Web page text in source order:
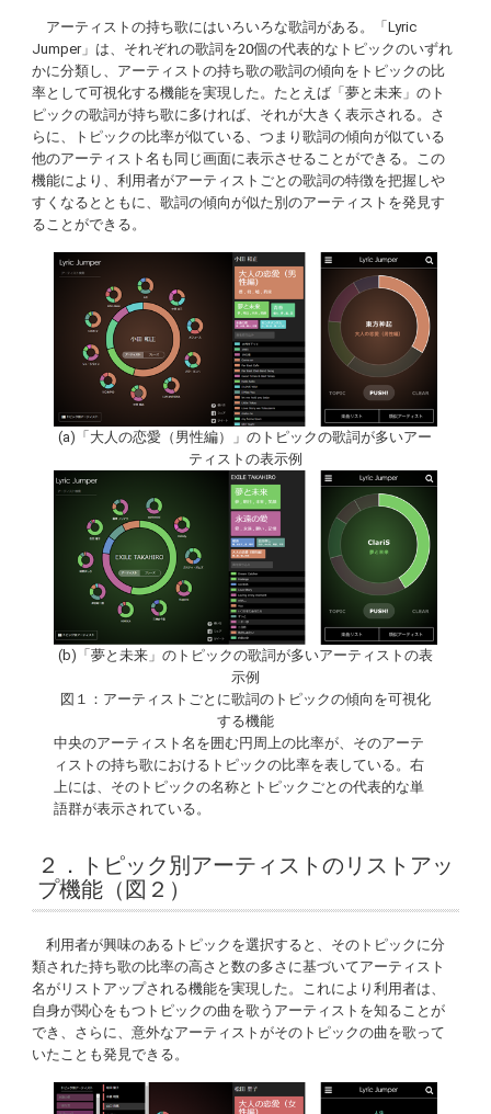
アーティストの持ち歌にはいろいろな歌詞がある。「Lyric
Jumper」は、それぞれの歌詞を20個の代表的なトピックのいずれ
かに分類し、アーティストの持ち歌の歌詞の傾向をトピックの比
率として可視化する機能を実現した。たとえば「夢と未来」のト
ピックの歌詞が持ち歌に多ければ、それが大きく表示される。さ
らに、トピックの比率が似ている、つまり歌詞の傾向が似ている
他のアーティスト名も同じ画面に表示させることができる。この
機能により、利用者がアーティストごとの歌詞の特徴を把握しや
すくなるとともに、歌詞の傾向が似た別のアーティストを発見す
ることができる。
(a)「大人の恋愛（男性編）」のトピックの歌詞が多いアー
ティストの表示例
(b)「夢と未来」のトピックの歌詞が多いアーティストの表
示例
図１：アーティストごとに歌詞のトピックの傾向を可視化
する機能
中央のアーティスト名を囲む円周上の比率が、そのアーテ
ィストの持ち歌におけるトピックの比率を表している。右
上には、そのトピックの名称とトピックごとの代表的な単
語群が表示されている。
２．トピック別アーティストのリストアッ
プ機能（図２）
利用者が興味のあるトピックを選択すると、そのトピックに分
類された持ち歌の比率の高さと数の多さに基づいてアーティスト
名がリストアップされる機能を実現した。これにより利用者は、
自身が関心をもつトピックの曲を歌うアーティストを知ることが
でき、さらに、意外なアーティストがそのトピックの曲を歌って
いたことも発見できる。